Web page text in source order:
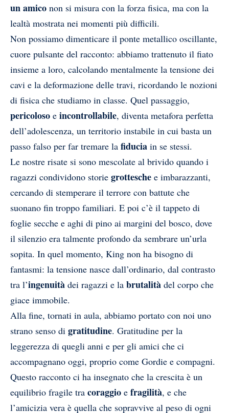
un amico non si misura con la forza fisica, ma con la
lealtà mostrata nei momenti più difficili.
Non possiamo dimenticare il ponte metallico oscillante,
cuore pulsante del racconto: abbiamo trattenuto il fiato
insieme a loro, calcolando mentalmente la tensione dei
cavi e la deformazione delle travi, ricordando le nozioni
di fisica che studiamo in classe. Quel passaggio,
pericoloso e incontrollabile, diventa metafora perfetta
dell’adolescenza, un territorio instabile in cui basta un
passo falso per far tremare la fiducia in se stessi.
Le nostre risate si sono mescolate al brivido quando i
ragazzi condividono storie grottesche e imbarazzanti,
cercando di stemperare il terrore con battute che
suonano fin troppo familiari. E poi c’è il tappeto di
foglie secche e aghi di pino ai margini del bosco, dove
il silenzio era talmente profondo da sembrare un’urla
sopita. In quel momento, King non ha bisogno di
fantasmi: la tensione nasce dall’ordinario, dal contrasto
tra l’ingenuità dei ragazzi e la brutalità del corpo che
giace immobile.
Alla fine, tornati in aula, abbiamo portato con noi uno
strano senso di gratitudine. Gratitudine per la
leggerezza di quegli anni e per gli amici che ci
accompagnano oggi, proprio come Gordie e compagni.
Questo racconto ci ha insegnato che la crescita è un
equilibrio fragile tra coraggio e fragilità, e che
l’amicizia vera è quella che sopravvive al peso di ogni